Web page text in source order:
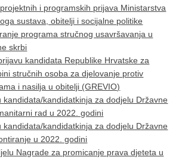
i programskih prijava Ministarstva
sustava, obitelji i socijalne politike
programa stručnog usavršavanja u
skrbi
kandidata Republike Hrvatske za
stručnih osoba za djelovanje protiv
i nasilja u obitelji (GREVIO)
kandidata/kandidatkinja za dodjelu Državne
rad u 2022. godini
kandidata/kandidatkinja za dodjelu Državne
u 2022. godini
Nagrade za promicanje prava djeteta u